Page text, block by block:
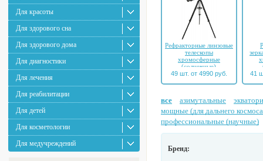
Для красоты
Для здорового сна
Для здорового дома
Для диагностики
Для лечения
Для реабилитации
Для детей
Для косметологии
Для медучреждений
Рефракторные линзовые
телескопы
хромосферные
(солнечные)
49 шт. от 4990 руб.
41
все азимутальные
мощные (для дальнего
профессиональные (научные)
Бренд: